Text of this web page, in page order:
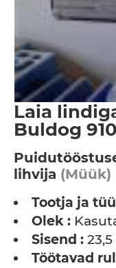
Laia
Buldog
lihvija (Müük)
Tootja ja
Olek :
Sisend :
Töötavad